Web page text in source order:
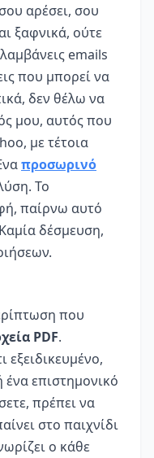
αρέσει, σου
ξαφνικά, ούτε
emails
που μπορεί να
δεν θέλω να
μου, αυτός που
με τέτοια
προσωρινό
Το
παίρνω αυτό
δέσμευση,
που
PDF.
εξειδικευμένο,
ένα επιστημονικό
πρέπει να
στο παιχνίδι
ο κάθε